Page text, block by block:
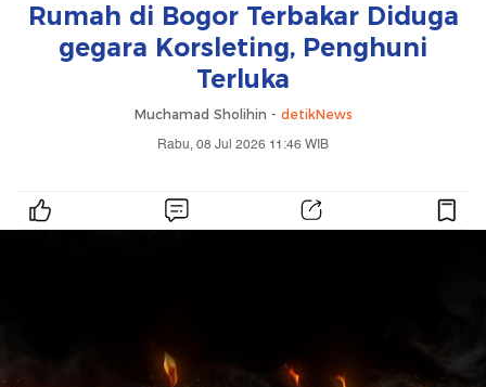
Rumah di Bogor Terbakar Diduga
gegara Korsleting, Penghuni
Terluka
Muchamad Sholihin - detikNews
Rabu, 08 Jul 2026 11:46 WIB